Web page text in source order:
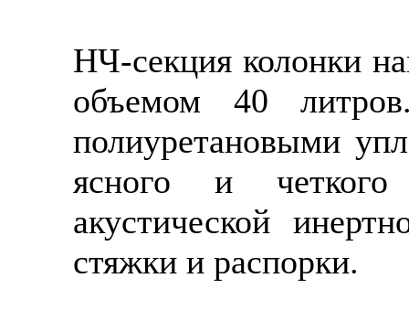
НЧ-секция колонки
объемом 40
полиуретановыми
ясного и
акустической
стяжки и распорки.